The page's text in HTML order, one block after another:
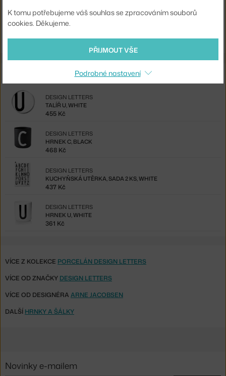
DESIGN LETTERS
437 Kč
TALÍŘ U, WHITE
DESIGN LETTERS
455 Kč
HRNEK C, BLACK
DESIGN LETTERS
468 Kč
KUCHYŇSKÁ UTĚRKA, SADA 2 KS, WHITE
DESIGN LETTERS
437 Kč
HRNEK U, WHITE
DESIGN LETTERS
361 Kč
VÍCE Z KOLEKCE PORCELÁN DESIGN LETTERS
VÍCE OD ZNAČKY DESIGN LETTERS
VÍCE OD DESIGNÉRA ARNE JACOBSEN
DALŠÍ HRNKY A ŠÁLKY
K tomu potřebujeme váš souhlas se zpracováním souborů
cookies. Děkujeme.
PŘIJMOUT VŠE
Podrobné nastavení
Novinky e-mailem